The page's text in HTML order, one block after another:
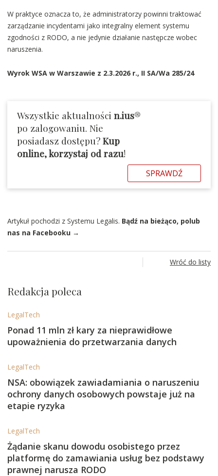
W praktyce oznacza to, że administratorzy powinni traktować
zarządzanie incydentami jako integralny element systemu
zgodności z RODO, a nie jedynie działanie następcze wobec
naruszenia.
Wyrok WSA w Warszawie z 2.3.2026 r., II SA/Wa 285/24
Wszystkie aktualności n.ius®
po zalogowaniu. Nie
posiadasz dostępu?Kup
online, korzystaj od razu!
SPRAWDŹ
Artykuł pochodzi z Systemu Legalis. Bądź na bieżąco, polub
nas na Facebooku →
Wróć do listy
Redakcja poleca
LegalTech
Ponad 11 mln zł kary za nieprawidłowe
upoważnienia do przetwarzania danych
LegalTech
NSA: obowiązek zawiadamiania o naruszeniu
ochrony danych osobowych powstaje już na
etapie ryzyka
LegalTech
Żądanie skanu dowodu osobistego przez
platformę do zamawiania usług bez podstawy
prawnej narusza RODO